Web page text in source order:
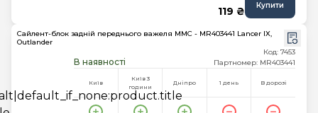
119 ₴ Купити
Сайлент-блок задній переднього важеля MMC - MR403441 Lancer IX,
Outlander
В наявності
Код: 7453
Партномер: MR403441
Київ
Київ 3
години
Дніпро 1 день В дорозі